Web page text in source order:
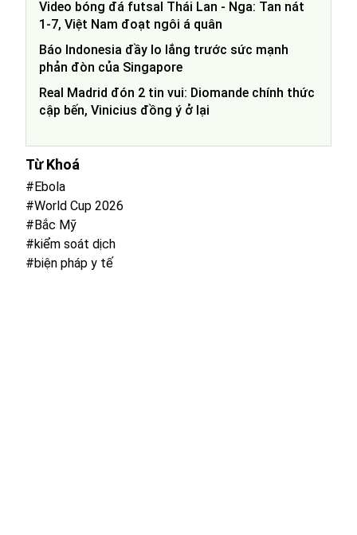
Video bóng đá futsal Thái Lan - Nga: Tan nát
1-7, Việt Nam đoạt ngôi á quân
Báo Indonesia đầy lo lắng trước sức mạnh
phản đòn của Singapore
Real Madrid đón 2 tin vui: Diomande chính thức
cập bến, Vinicius đồng ý ở lại
Từ Khoá
#Ebola
#World Cup 2026
#Bắc Mỹ
#kiểm soát dịch
#biện pháp y tế